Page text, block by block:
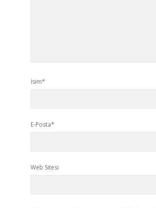
İsim*
E-Posta*
Web Sitesi